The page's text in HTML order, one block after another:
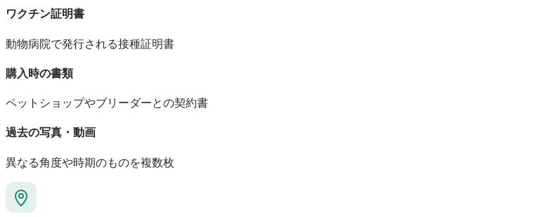
ワクチン証明書
動物病院で発行される接種証明書
購入時の書類
ペットショップやブリーダーとの契約書
過去の写真・動画
異なる角度や時期のものを複数枚